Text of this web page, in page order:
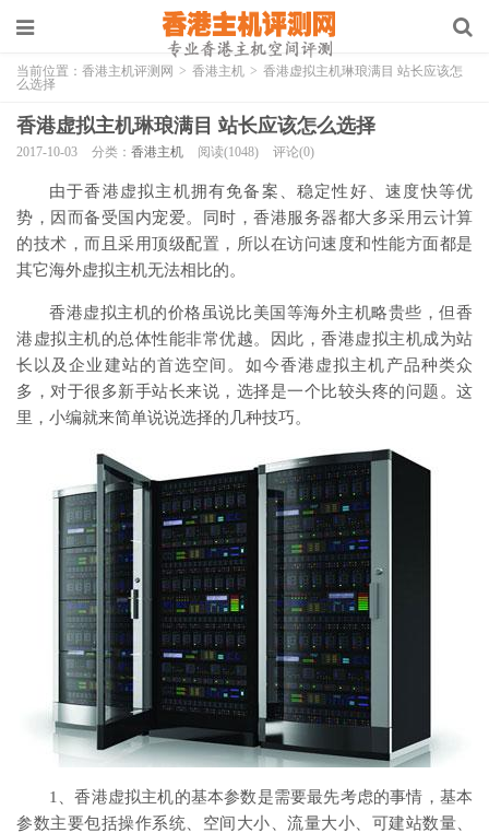
当前位置： 香港主机评测网 > 香港主机 > 香港虚拟主机琳琅满目 站长应该怎
么选择
香港虚拟主机琳琅满目 站长应该怎么选择
2017-10-03 分类： 香港主机 阅读(1048) 评论(0)
由于香港虚拟主机拥有免备案、稳定性好、速度快等优
势，因而备受国内宠爱。同时，香港服务器都大多采用云计算
的技术，而且采用顶级配置，所以在访问速度和性能方面都是
其它海外虚拟主机无法相比的。
香港虚拟主机的价格虽说比美国等海外主机略贵些，但香
港虚拟主机的总体性能非常优越。因此，香港虚拟主机成为站
长以及企业建站的首选空间。如今香港虚拟主机产品种类众
多，对于很多新手站长来说，选择是一个比较头疼的问题。这
里，小编就来简单说说选择的几种技巧。
1、香港虚拟主机的基本参数是需要最先考虑的事情，基本
参数主要包括操作系统、空间大小、流量大小、可建站数量、